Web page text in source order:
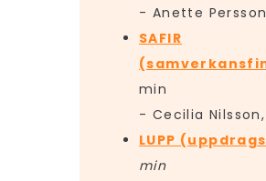
- Anette
SAFIR
min
- Cecilia Nilsson,
LUPP
min